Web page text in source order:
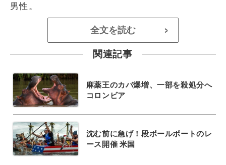
男性。
全文を読む >
関連記事
麻薬王のカバ爆増、一部を殺処分へ
コロンビア
沈む前に急げ！段ボールボートのレ
ース開催 米国